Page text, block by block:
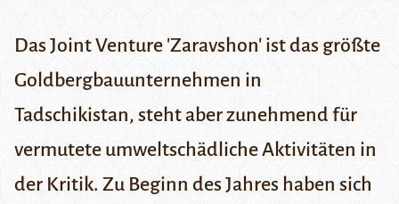
Das Joint Venture 'Zaravshon' ist das größte
Goldbergbauunternehmen in
Tadschikistan, steht aber zunehmend für
vermutete umweltschädliche Aktivitäten in
der Kritik. Zu Beginn des Jahres haben sich